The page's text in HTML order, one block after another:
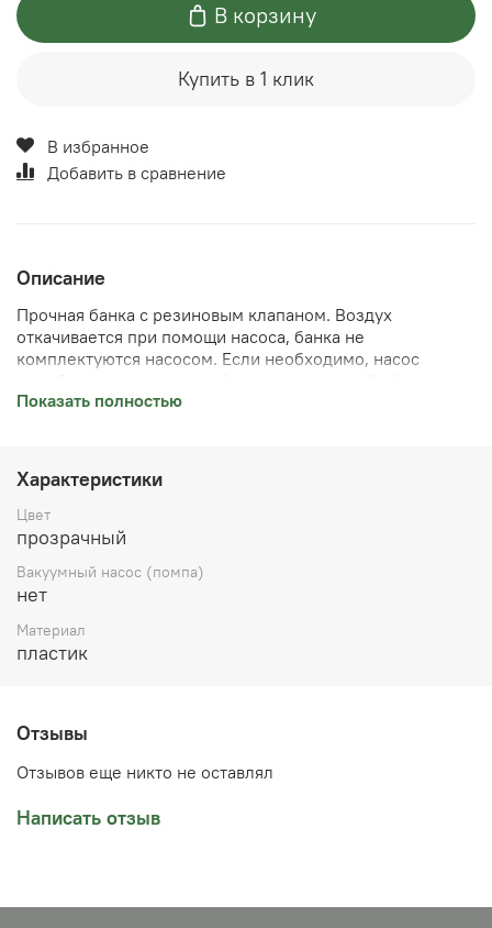
В корзину
Купить в 1 клик
В избранное
Добавить в сравнение
Описание
Прочная банка с резиновым клапаном. Воздух
откачивается при помощи насоса, банка не
комплектуются насосом. Если необходимо, насос
Выгоднее покупать набором (несколько банок и насос),
Внутренний диаметр 67 мм. Для работы на больших
участках тела: спина, бедра, ягодицы, живот.
Показать полностью
Характеристики
Цвет
прозрачный
Вакуумный насос (помпа)
нет
Материал
пластик
Отзывы
Отзывов еще никто не оставлял
Написать отзыв